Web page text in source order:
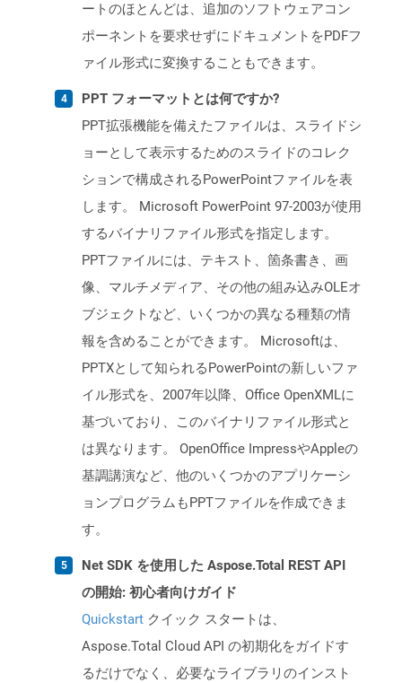
ートのほとんどは、追加のソフトウェアコン
ポーネントを要求せずにドキュメントをPDFフ
ァイル形式に変換することもできます。
PPT フォーマットとは何ですか?
PPT拡張機能を備えたファイルは、スライドシ
ョーとして表示するためのスライドのコレク
ションで構成されるPowerPointファイルを表
します。 Microsoft PowerPoint 97-2003が使用
するバイナリファイル形式を指定します。
PPTファイルには、テキスト、箇条書き、画
像、マルチメディア、その他の組み込みOLEオ
ブジェクトなど、いくつかの異なる種類の情
報を含めることができます。 Microsoftは、
PPTXとして知られるPowerPointの新しいファ
イル形式を、2007年以降、Office OpenXMLに
基づいており、このバイナリファイル形式と
は異なります。 OpenOffice ImpressやAppleの
基調講演など、他のいくつかのアプリケーシ
ョンプログラムもPPTファイルを作成できま
す。
Net SDK を使用した Aspose.Total REST API
の開始: 初心者向けガイド
Quickstart クイック スタートは、
Aspose.Total Cloud API の初期化をガイドす
るだけでなく、必要なライブラリのインスト